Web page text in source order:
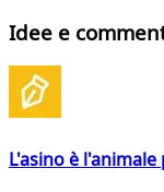
Idee e
L'asino è